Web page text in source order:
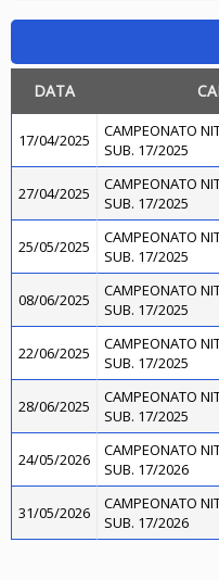
DATA
17/04/2025
CAMPEONATO
SUB. 17/2025
27/04/2025
CAMPEONATO
SUB. 17/2025
25/05/2025
CAMPEONATO
SUB. 17/2025
08/06/2025
CAMPEONATO
SUB. 17/2025
22/06/2025
CAMPEONATO
SUB. 17/2025
28/06/2025
CAMPEONATO
SUB. 17/2025
24/05/2026
CAMPEONATO
SUB. 17/2026
31/05/2026
CAMPEONATO
SUB. 17/2026